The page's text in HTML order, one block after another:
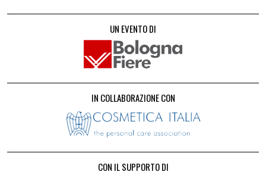
UN EVENTO DI
IN COLLABORAZIONE CON
CON IL SUPPORTO DI